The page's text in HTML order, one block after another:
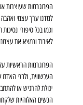
הפרוגרמות שעוצרות
למדנו ערך עצמי
וכמו בכל סיפורי
לאיבוד ונמצא את
הפרוגרמות הראשיות
העכשווית, ולבני
יכולת להרגיש או
הנשים האלוהיות